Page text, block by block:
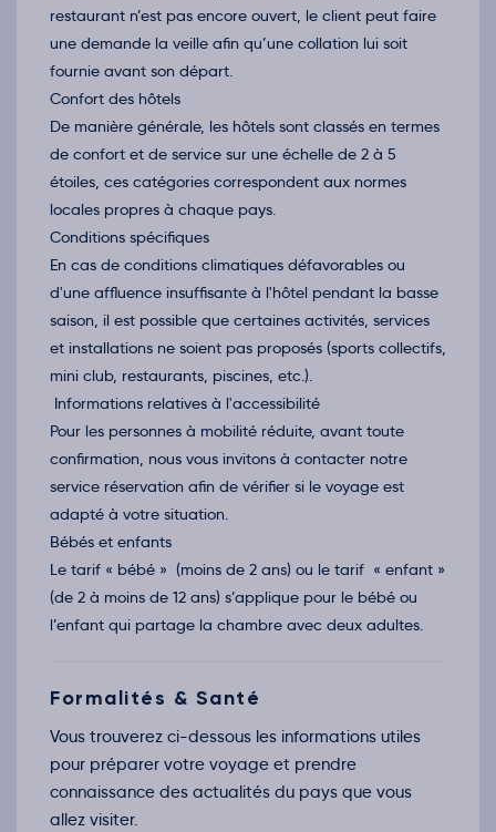
restaurant n’est pas encore ouvert, le client peut faire
une demande la veille afin qu’une collation lui soit
fournie avant son départ.
Confort des hôtels
De manière générale, les hôtels sont classés en termes
de confort et de service sur une échelle de 2 à 5
étoiles, ces catégories correspondent aux normes
locales propres à chaque pays.
Conditions spécifiques
En cas de conditions climatiques défavorables ou
d'une affluence insuffisante à l'hôtel pendant la basse
saison, il est possible que certaines activités, services
et installations ne soient pas proposés (sports collectifs,
mini club, restaurants, piscines, etc.).
Informations relatives à l'accessibilité
Pour les personnes à mobilité réduite, avant toute
confirmation, nous vous invitons à contacter notre
service réservation afin de vérifier si le voyage est
adapté à votre situation.
Bébés et enfants
Le tarif « bébé » (moins de 2 ans) ou le tarif « enfant »
(de 2 à moins de 12 ans) s’applique pour le bébé ou
l’enfant qui partage la chambre avec deux adultes.
Formalités & Santé
Vous trouverez ci-dessous les informations utiles
pour préparer votre voyage et prendre
connaissance des actualités du pays que vous
allez visiter.